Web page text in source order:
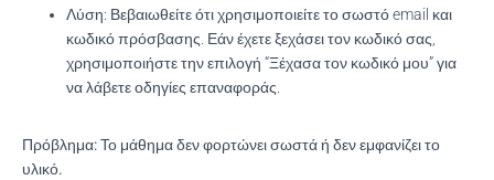
Λύση: Βεβαιωθείτε ότι χρησιμοποιείτε το σωστό email και
κωδικό πρόσβασης. Εάν έχετε ξεχάσει τον κωδικό σας,
χρησιμοποιήστε την επιλογή “Ξέχασα τον κωδικό μου” για
να λάβετε οδηγίες επαναφοράς.
Πρόβλημα: Το μάθημα δεν φορτώνει σωστά ή δεν εμφανίζει το
υλικό.